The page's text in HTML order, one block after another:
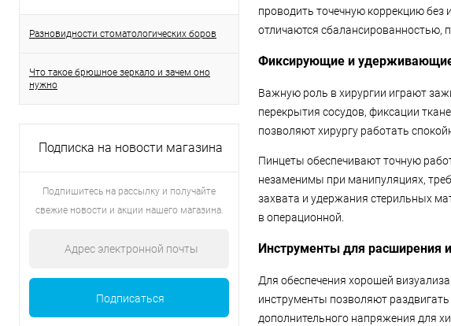
Разновидности стоматологических боров
Что такое брюшное зеркало и зачем оно
нужно
Подписка на новости магазина
Подпишитесь на рассылку и получайте
свежие новости и акции нашего магазина.
проводить точечную коррекцию
отличаются сбалансированностью,
Фиксирующие и
Важную роль в хирургии играют
перекрытия сосудов, фиксации
позволяют хирургу работать
Пинцеты обеспечивают точную
незаменимы при манипуляциях,
захвата и удержания стерильных
в операционной.
Инструменты для расширения
Для обеспечения хорошей
инструменты позволяют
дополнительного напряжения для